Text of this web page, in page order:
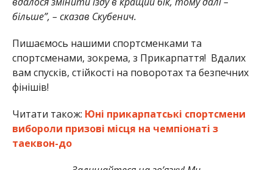
більше”, – сказав Скубенич.
Пишаємось нашими спортсменками та
спортсменами, зокрема, з Прикарпаття! Вдалих
вам спусків, стійкості на поворотах та безпечних
фінішів!
Читати також: Юні прикарпатські спортсмени
вибороли призові місця на чемпіонаті з
таеквон-до